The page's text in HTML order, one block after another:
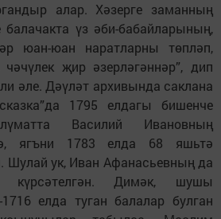
алар. Хәзерге заманның
балачакта үз әби-бабайларының,
юан-юан наратларны төпләп,
җир әзерләгәннәр”, дип
әле. Дәүләт архивында саклана
1795 елдагы бишенче
Василий Ивановның
ягъни 1783 елда 68 яшьтә
Шулай ук, Иван Афанасьевның да
Димәк, шушы
елда туган балалар булган